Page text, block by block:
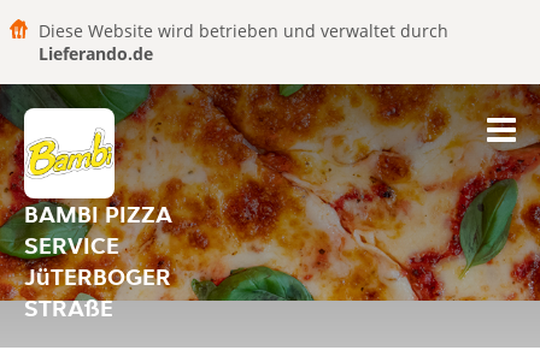
Diese Website wird betrieben und verwaltet durch
Lieferando.de
BAMBI PIZZA
SERVICE
JüTERBOGER
STRAßE